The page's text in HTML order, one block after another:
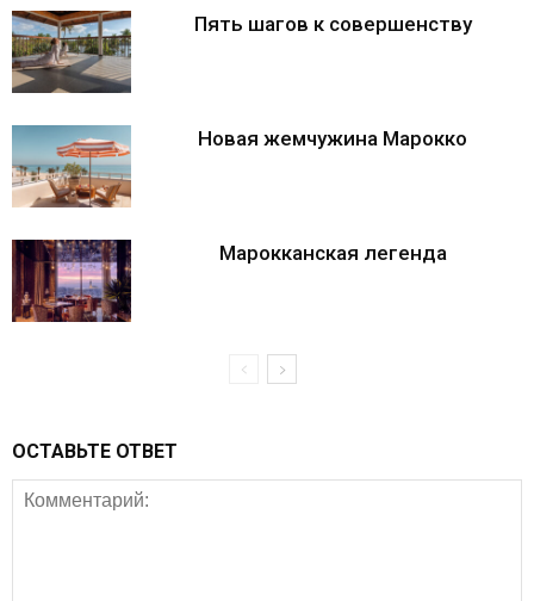
Пять шагов к совершенству
Новая жемчужина Марокко
Марокканская легенда
ОСТАВЬТЕ ОТВЕТ